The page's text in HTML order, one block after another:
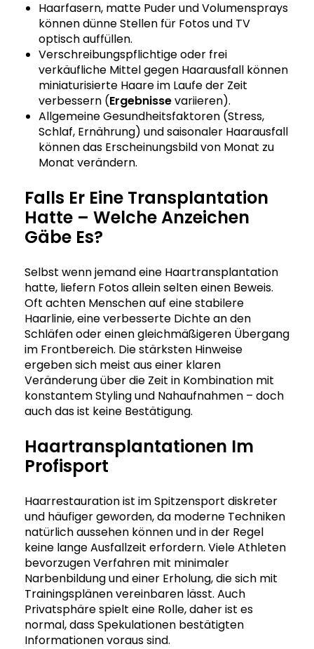
Haarfasern, matte Puder und Volumensprays
können dünne Stellen für Fotos und TV
optisch auffüllen.
Verschreibungspflichtige oder frei
verkäufliche Mittel gegen Haarausfall können
miniaturisierte Haare im Laufe der Zeit
verbessern (Ergebnissevariieren).
Allgemeine Gesundheitsfaktoren (Stress,
Schlaf, Ernährung) und saisonaler Haarausfall
können das Erscheinungsbild von Monat zu
Monat verändern.
Falls Er Eine Transplantation
Hatte – Welche Anzeichen
Gäbe Es?
Selbst wenn jemand eine Haartransplantation
hatte, liefern Fotos allein selten einen Beweis.
Oft achten Menschen auf eine stabilere
Haarlinie, eine verbesserte Dichte an den
Schläfen oder einen gleichmäßigeren Übergang
im Frontbereich. Die stärksten Hinweise
ergeben sich meist aus einer klaren
Veränderung über die Zeit in Kombination mit
konstantem Styling und Nahaufnahmen – doch
auch das ist keine Bestätigung.
Haartransplantationen Im
Profisport
Haarrestauration ist im Spitzensport diskreter
und häufiger geworden, da moderne Techniken
natürlich aussehen können und in der Regel
keine lange Ausfallzeit erfordern. Viele Athleten
bevorzugen Verfahren mit minimaler
Narbenbildung und einer Erholung, die sich mit
Trainingsplänen vereinbaren lässt. Auch
Privatsphäre spielt eine Rolle, daher ist es
normal, dass Spekulationen bestätigten
Informationen voraus sind.